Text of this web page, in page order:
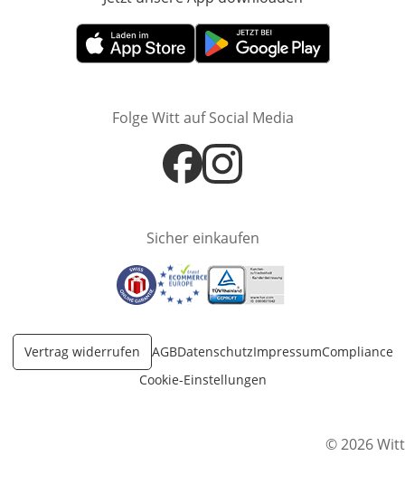
Öffnet in neuem FensterÖffnet in neuem Fenster
Folge Witt auf Social Media
Öffnet in neuem Fenster
Öffnet in neuem Fenster
Sicher einkaufen
Öffnet in neuem Fenster
Öffnet in neuem Fenster
Öffnet in neuem Fenster
Vertrag widerrufen AGBDatenschutzImpressumCompliance
Cookie-Einstellungen
© 2026 Witt